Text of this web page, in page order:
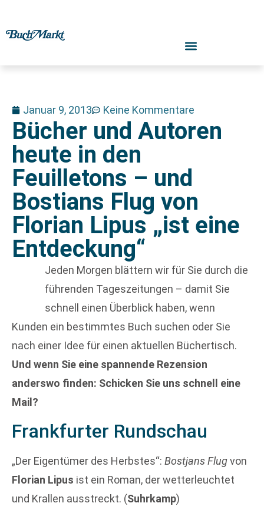
Januar 9, 2013 Keine Kommentare
Bücher und Autoren
heute in den
Feuilletons – und
Bostians Flug von
Florian Lipus „ist eine
Entdeckung“
Jeden Morgen blättern wir für Sie durch die
führenden Tageszeitungen – damit Sie
schnell einen Überblick haben, wenn
Kunden ein bestimmtes Buch suchen oder Sie
nach einer Idee für einen aktuellen Büchertisch.
Und wenn Sie eine spannende Rezension
anderswo finden: Schicken Sie uns schnell eine
Mail?
Frankfurter Rundschau
„Der Eigentümer des Herbstes“: Bostjans Flugvon
Florian Lipus ist ein Roman, der wetterleuchtet
und Krallen ausstreckt. (Suhrkamp)